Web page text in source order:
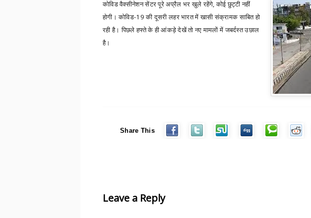
कोविड वैक्‍सीनेशन सेंटर पूरे अप्रैल भर खुले रहेंगे,कोई छुट्टी नहीं
होगी। कोविड-19की दूसरी लहर भारत में खासी संक्रामक साबित हो
रही है। पिछले हफ्ते के ही आंकड़े देखें तो नए मामलों में जबर्दस्‍त उछाल
है।
Share This
Leave a Reply